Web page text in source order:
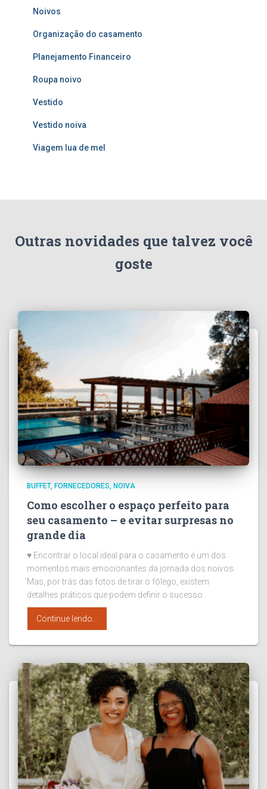
Noivos
Organização do casamento
Planejamento Financeiro
Roupa noivo
Vestido
Vestido noiva
Viagem lua de mel
Outras novidades que talvez você
goste
BUFFET FORNECEDORES NOIVA
Como escolher o espaço perfeito para
seu casamento – e evitar surpresas no
grande dia
♥ Encontrar o local ideal para o casamento é um dos
momentos mais emocionantes da jornada dos noivos.
Mas, por trás das fotos de tirar o fôlego, existem
detalhes práticos que podem definir o sucesso
Continue lendo...